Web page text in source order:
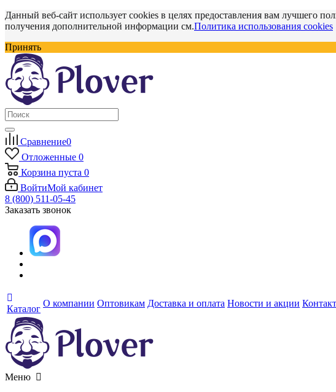
Данный веб-сайт использует cookies в целях предоставления вам лучшего
получения дополнительной информации см.Политика использования cookies
Принять
Сравнение0
Отложенные 0
Корзина пуста 0
ВойтиМой кабинет
8 (800) 511-05-45
Заказать звонок
Каталог
О компании Оптовикам Доставка и оплата Новости и акции
Меню